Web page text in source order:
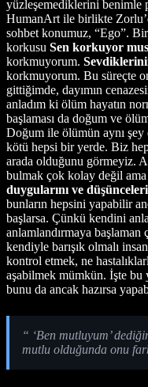
yüzleşemediklerini benimle
HumanArt ile birlikte
sohbet konumuz, “Ego”.
korkusu Sen korkuyor
korkmuyorum.
korkmuyorum. Bu süreçte
gittiğimde, dayımın
anladım ki ölüm hayatın
başlaması da doğum ve
Doğum ile ölümün aynı şey
kötü hepsi bir yerde. Biz
arada olduğunu görmeyiz.
bulmak çok kolay değil
duygularını ve
bunların hepsini yapabilir
başlarsa. Çünkü kendini
anlamlandırmaya
kendiyle barışık olmalı
kontrol etmek, ne
aşabilmek mümkün. İşte bu
bunu da ancak hazırsa
“ ‘Ben mutluyum’
mutlu olduğunda onu